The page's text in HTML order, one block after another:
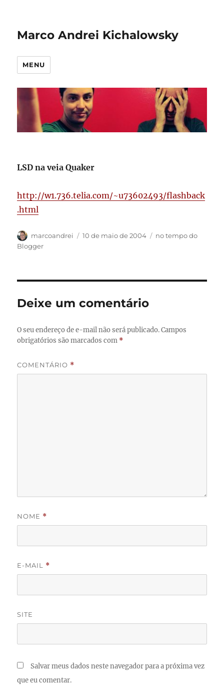
Marco Andrei Kichalowsky
MENU
LSD na veia Quaker
http://w1.736.telia.com/~u73602493/flashback
.html
Autor
marcoandrei
Publicado
10 de maio de 2004 Categorias
no tempo do
Blogger
Deixe um comentário
O seu endereço de e-mail não será publicado. Campos
obrigatórios são marcados com *
COMENTÁRIO *
NOME *
E-MAIL *
SITE
Salvar meus dados neste navegador para a próxima vez
que eu comentar.